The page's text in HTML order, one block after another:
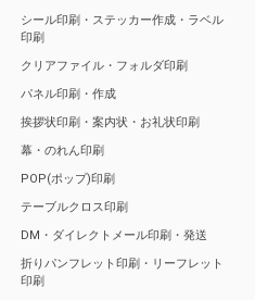
シール印刷・ステッカー作成・ラベル
印刷
クリアファイル・フォルダ印刷
パネル印刷・作成
挨拶状印刷・案内状・お礼状印刷
幕・のれん印刷
POP(ポップ)印刷
テーブルクロス印刷
DM・ダイレクトメール印刷・発送
折りパンフレット印刷・リーフレット
印刷